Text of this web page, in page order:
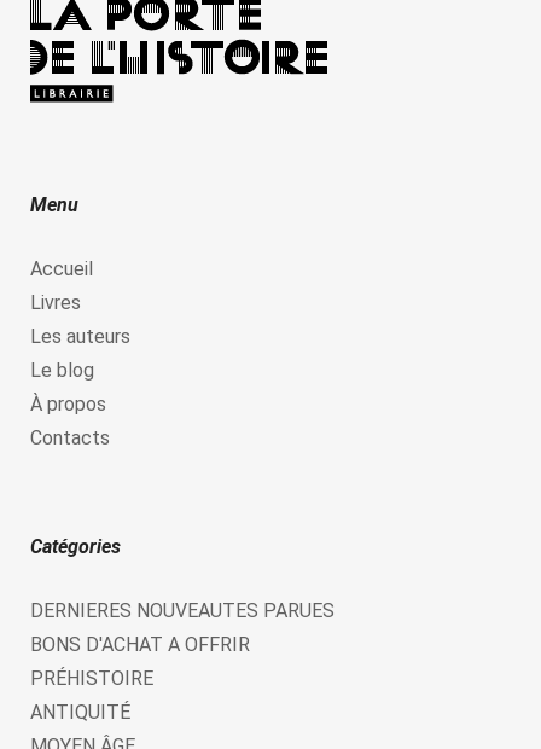
Menu
Accueil
Livres
Les auteurs
Le blog
À propos
Contacts
Catégories
DERNIERES NOUVEAUTES PARUES
BONS D'ACHAT A OFFRIR
PRÉHISTOIRE
ANTIQUITÉ